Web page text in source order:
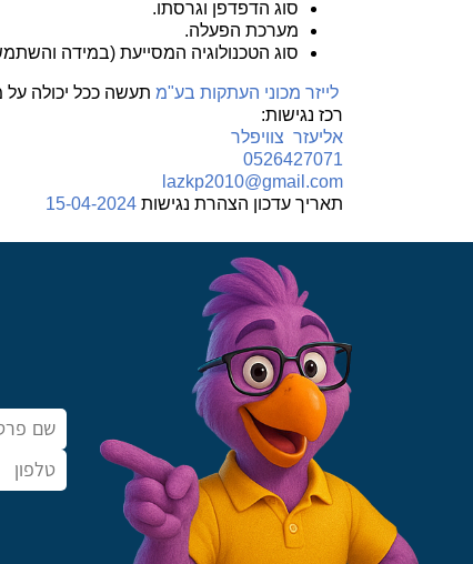
סוג הדפדפן וגרסתו.
מערכת הפעלה.
סוג הטכנולוגיה המסייעת (במידה
תעשה ככל יכולה על
רכז נגישות:
אליעזר צוויפלר
0526427071
lazkp2010@gmail.com
תאריך עדכון הצהרת נגישות 15-04-2024